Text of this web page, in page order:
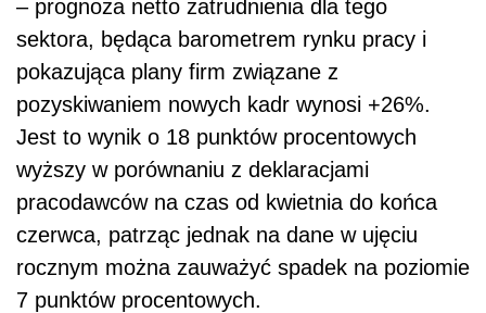
– prognoza netto zatrudnienia dla tego
sektora, będąca barometrem rynku pracy i
pokazująca plany firm związane z
pozyskiwaniem nowych kadr wynosi +26%.
Jest to wynik o 18 punktów procentowych
wyższy w porównaniu z deklaracjami
pracodawców na czas od kwietnia do końca
czerwca, patrząc jednak na dane w ujęciu
rocznym można zauważyć spadek na poziomie
7 punktów procentowych.